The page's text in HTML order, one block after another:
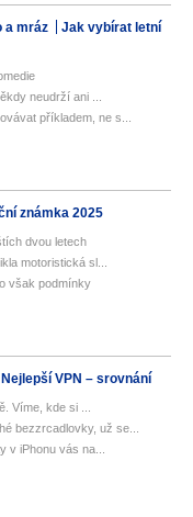
a mráz
Jak vybírat letní
neudrží ani ...
příkladem, ne s...
známka 2025
dvou letech
motoristická sl...
však podmínky
Nejlepší VPN – srovnání
Víme, kde si ...
bezzrcadlovky, už se...
v iPhonu vás na...